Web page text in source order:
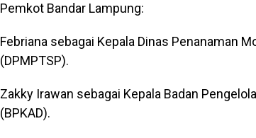
Pemkot Bandar Lampung:
Febriana sebagai Kepala Dinas Penanaman
(DPMPTSP).
Zakky Irawan sebagai Kepala Badan
(BPKAD).